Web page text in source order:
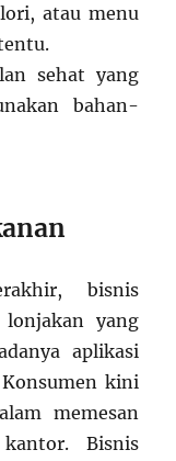
atau menu
sehat yang
bahan-
bisnis
lonjakan yang
aplikasi
Konsumen kini
memesan
Bisnis